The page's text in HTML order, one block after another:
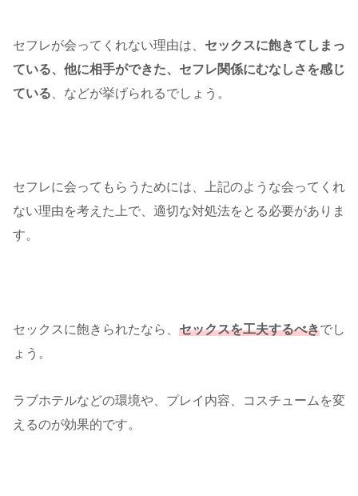
セフレが会ってくれない理由は、 セックスに飽きてしまっ
ている、他に相手ができた、セフレ関係にむなしさを感じ
ている 、などが挙げられるでしょう。
セフレに会ってもらうためには、上記のような会ってくれ
ない理由を考えた上で、適切な対処法をとる必要がありま
す。
セックスに飽きられたなら、 セックスを工夫するべきでし
ょう。
ラブホテルなどの環境や、プレイ内容、コスチュームを変
えるのが効果的です。